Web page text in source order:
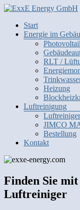
Zum
springen
exxe-
energy.com
Menü
Start
Energie im
RLT /
Heizung
Luftreinigung
JIMCO
Bestellung
Kontakt
Finden Sie mit
Luftreiniger